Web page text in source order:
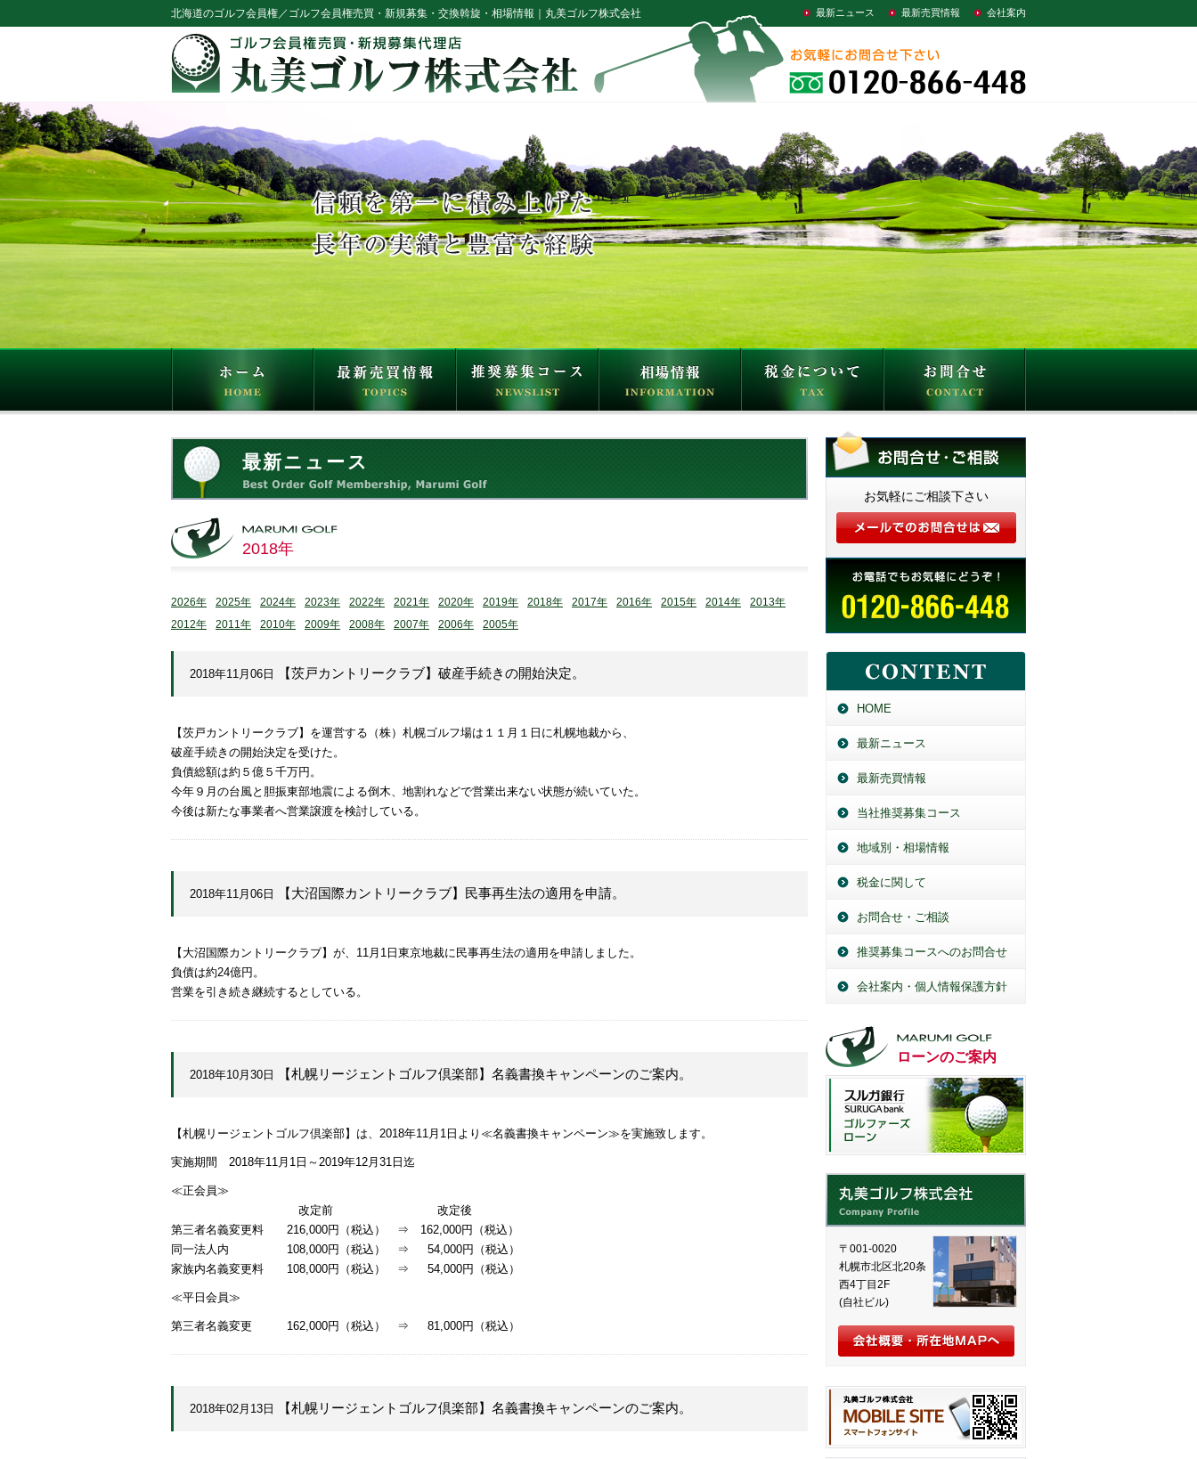
北海道のゴルフ会員権／ゴルフ会員権売買・新規募集・交換斡旋・相場情報｜丸美ゴルフ株式会社 最新ニュース 最新売買情報 会社案内
最新ニュース
2018年
2026年 2025年 2024年 2023年 2022年 2021年 2020年 2019年 2018年 2017年 2016年 2015年 2014年
2013年
2012年
2011年 2010年 2009年 2008年 2007年 2006年 2005年
2018年11月06日 【茨戸カントリークラブ】破産手続きの開始決定。
【茨戸カントリークラブ】を運営する（株）札幌ゴルフ場は１１月１日に札幌地裁から、
破産手続きの開始決定を受けた。
負債総額は約５億５千万円。
今年９月の台風と胆振東部地震による倒木、地割れなどで営業出来ない状態が続いていた。
今後は新たな事業者へ営業譲渡を検討している。
2018年11月06日 【大沼国際カントリークラブ】民事再生法の適用を申請。
【大沼国際カントリークラブ】が、11月1日東京地裁に民事再生法の適用を申請しました。
負債は約24億円。
営業を引き続き継続するとしている。
2018年10月30日 【札幌リージェントゴルフ倶楽部】名義書換キャンペーンのご案内。
【札幌リージェントゴルフ倶楽部】は、2018年11月1日より≪名義書換キャンペーン≫を実施致します。
実施期間 2018年11月1日～2019年12月31日迄
≪正会員≫
改定前 改定後
第三者名義変更料 216,000円（税込） ⇒ 162,000円（税込）
同一法人内 108,000円（税込） ⇒ 54,000円（税込）
家族内名義変更料 108,000円（税込） ⇒ 54,000円（税込）
≪平日会員≫
第三者名義変更 162,000円（税込） ⇒ 81,000円（税込）
2018年02月13日 【札幌リージェントゴルフ倶楽部】名義書換キャンペーンのご案内。
お気軽にご相談下さい
HOME
最新ニュース
最新売買情報
当社推奨募集コース
地域別・相場情報
税金に関して
お問合せ・ご相談
推奨募集コースへのお問合せ
会社案内・個人情報保護方針
ローンのご案内
〒001-0020
札幌市北区北20条
西4丁目2F
(自社ビル)